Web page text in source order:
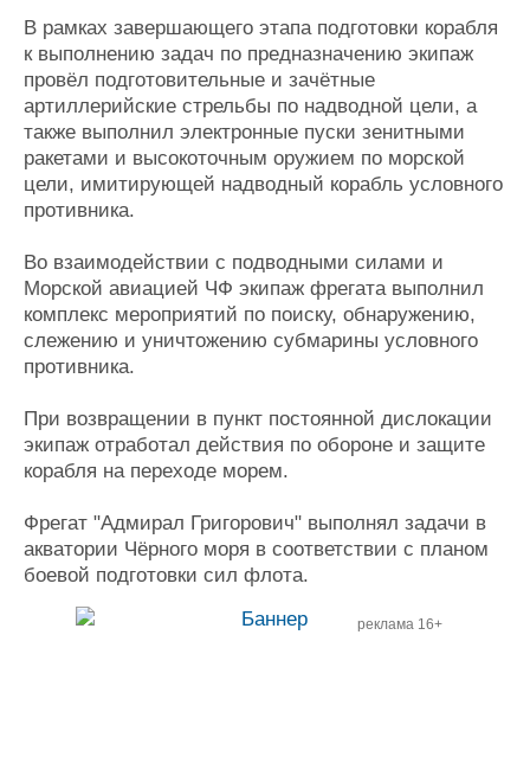
Конференции
Выставки и семинары
Личности
Флот
Галерея флота
Форум
Отзывы
Все службы
В рамках завершающего этапа подготовки корабля
к выполнению задач по предназначению экипаж
провёл подготовительные и зачётные
артиллерийские стрельбы по надводной цели, а
также выполнил электронные пуски зенитными
ракетами и высокоточным оружием по морской
цели, имитирующей надводный корабль условного
противника.
Во взаимодействии с подводными силами и
Морской авиацией ЧФ экипаж фрегата выполнил
комплекс мероприятий по поиску, обнаружению,
слежению и уничтожению субмарины условного
противника.
При возвращении в пункт постоянной дислокации
экипаж отработал действия по обороне и защите
корабля на переходе морем.
Фрегат "Адмирал Григорович" выполнял задачи в
акватории Чёрного моря в соответствии с планом
боевой подготовки сил флота.
реклама 16+